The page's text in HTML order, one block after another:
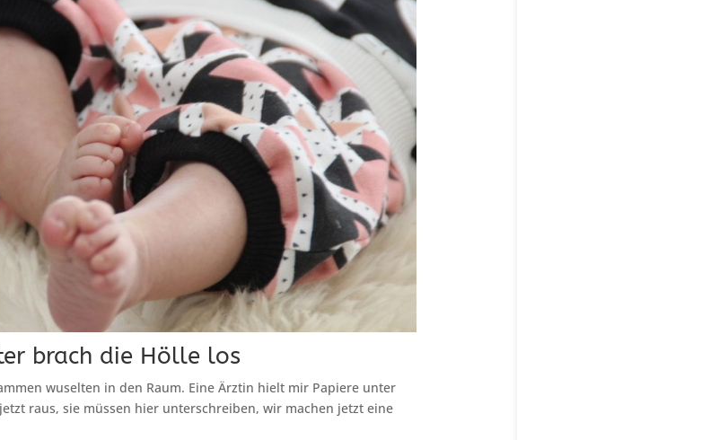
brach die Hölle los
wuselten in den Raum. Eine Ärztin hielt mir Papiere unter
raus, sie müssen hier unterschreiben, wir machen jetzt eine